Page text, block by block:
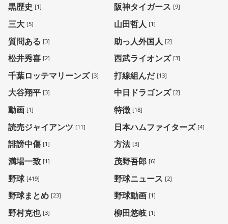
黒歴史 [1] 阪神タイガース [9]
三大 [5] 山田哲人 [1]
質問ある [3] 助っ人外国人 [2]
松井秀喜 [2] 西武ライオンズ [3]
千葉ロッテマリーンズ [3] 打線組んだ [13]
大谷翔平 [3] 中日ドラゴンズ [2]
動画 [1] 特徴 [18]
読売ジャイアンツ [11] 日本ハムファイターズ [4]
誹謗中傷 [1] 方法 [3]
満場一致 [1] 茂野吾郎 [6]
野球 [419] 野球ニュース [2]
野球まとめ [23] 野球動画 [1]
野村克也 [3] 柳田悠岐 [1]